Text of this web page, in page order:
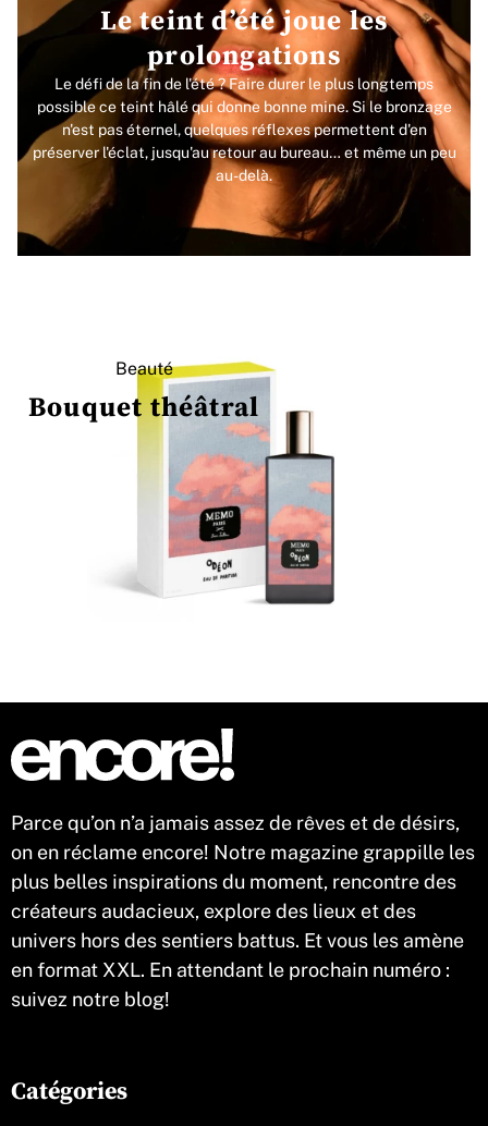
Le teint d’été joue les
prolongations
Le défi de la fin de l'été ? Faire durer le plus longtemps
possible ce teint hâlé qui donne bonne mine. Si le bronzage
n'est pas éternel, quelques réflexes permettent d'en
préserver l'éclat, jusqu'au retour au bureau… et même un peu
au-delà.
Beauté
Bouquet théâtral
Parce qu’on n’a jamais assez de rêves et de désirs,
on en réclame encore! Notre magazine grappille les
plus belles inspirations du moment, rencontre des
créateurs audacieux, explore des lieux et des
univers hors des sentiers battus. Et vous les amène
en format XXL. En attendant le prochain numéro :
suivez notre blog!
Catégories